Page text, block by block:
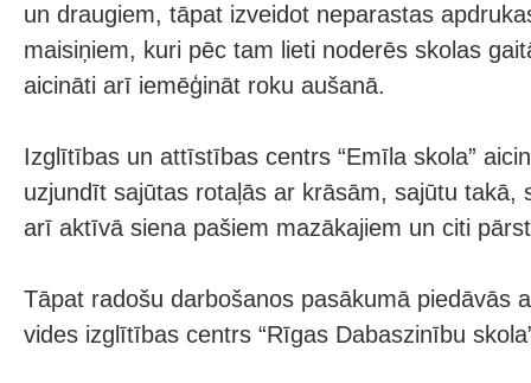
un draugiem, tāpat izveidot neparastas
maisiņiem, kuri pēc tam lieti noderēs skolas
aicināti arī iemēģināt roku aušanā.
Izglītības un attīstības centrs “Emīla skola”
uzjundīt sajūtas rotaļās ar krāsām, sajūtu takā,
arī aktīvā siena pašiem mazākajiem un citi
Tāpat radošu darbošanos pasākumā piedāvās
vides izglītības centrs “Rīgas Dabaszinību